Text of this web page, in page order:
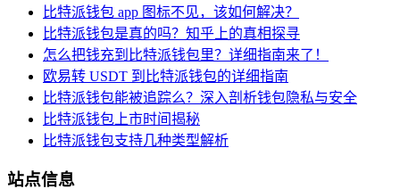
比特派钱包 app 图标不见，该如何解决？
比特派钱包是真的吗？知乎上的真相探寻
怎么把钱充到比特派钱包里？详细指南来了！
欧易转 USDT 到比特派钱包的详细指南
比特派钱包能被追踪么？深入剖析钱包隐私与安全
比特派钱包上市时间揭秘
比特派钱包支持几种类型解析
站点信息